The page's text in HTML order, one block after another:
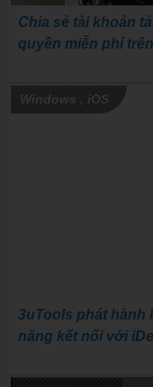
Chia sẻ tài khoản
quyền miễn phí
Windows , iOS
3uTools phát hành
năng kết nối với